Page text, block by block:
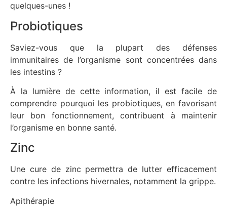
quelques-unes !
Probiotiques
Saviez-vous que la plupart des défenses
immunitaires de l’organisme sont concentrées dans
les intestins ?
À la lumière de cette information, il est facile de
comprendre pourquoi les probiotiques, en favorisant
leur bon fonctionnement, contribuent à maintenir
l’organisme en bonne santé.
Zinc
Une cure de zinc permettra de lutter efficacement
contre les infections hivernales, notamment la grippe.
Apithérapie